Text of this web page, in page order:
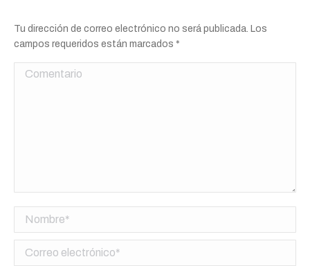
Tu dirección de correo electrónico no será publicada. Los
campos requeridos están marcados *
Comentario
Nombre *
Correo electrónico *